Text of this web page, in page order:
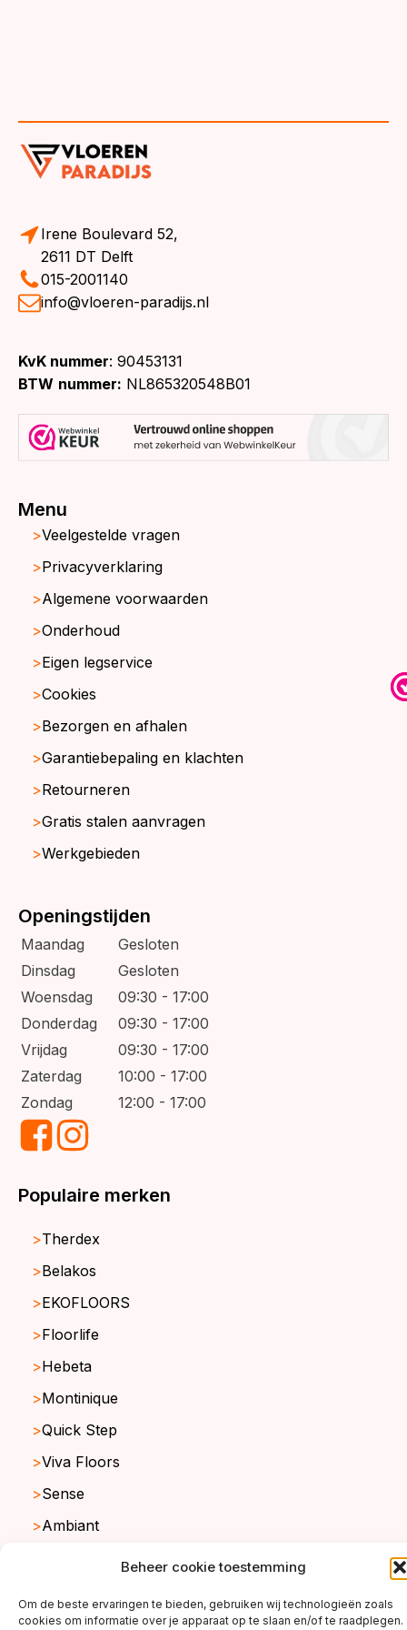
Beheer cookie toestemming
Om de beste ervaringen te bieden, gebruiken wij technologieën zoals
cookies om informatie over je apparaat op te slaan en/of te raadplegen.
Irene Boulevard 52,
2611 DT Delft
015-2001140
info@vloeren-paradijs.nl
KvK nummer: 90453131
BTW nummer: NL865320548B01
Menu
Veelgestelde vragen
Privacyverklaring
Algemene voorwaarden
Onderhoud
Eigen legservice
Cookies
Bezorgen en afhalen
Garantiebepaling en klachten
Retourneren
Gratis stalen aanvragen
Werkgebieden
Openingstijden
Maandag
Gesloten
Dinsdag
Gesloten
Woensdag
09:30 - 17:00
Donderdag
09:30 - 17:00
Vrijdag
09:30 - 17:00
Zaterdag
10:00 - 17:00
Zondag
12:00 - 17:00
Populaire merken
Therdex
Belakos
EKOFLOORS
Floorlife
Hebeta
Montinique
Quick Step
Viva Floors
Sense
Ambiant
copyright ©2026